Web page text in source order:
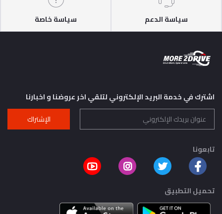
سياسة الدعم سياسة خاصة
اشترك في خدمة البريد الإلكتروني لتلقي اخر عروضنا و اخبارنا
الإشتراك
تابعونا
تحميل التطبيق